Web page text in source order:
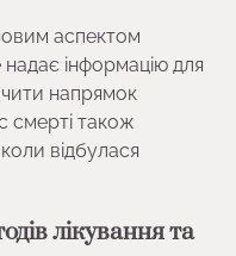
аспектом
інформацію для
напрямок
смерті також
відбулася
лікування та